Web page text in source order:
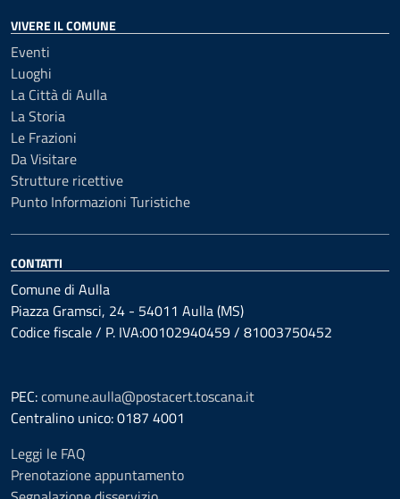
VIVERE IL COMUNE
Eventi
Luoghi
La Città di Aulla
La Storia
Le Frazioni
Da Visitare
Strutture ricettive
Punto Informazioni Turistiche
CONTATTI
Comune di Aulla
Piazza Gramsci, 24 - 54011 Aulla (MS)
Codice fiscale / P. IVA:00102940459 / 81003750452
PEC:comune.aulla@postacert.toscana.it
Centralino unico: 0187 4001
Leggi le FAQ
Prenotazione appuntamento